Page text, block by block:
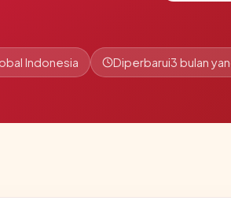
Indonesia Diperbarui3 bulan